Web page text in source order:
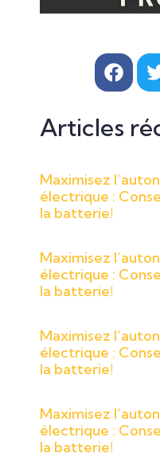
Articles
Maximisez
électrique :
la batterie!
Maximisez
électrique :
la batterie!
Maximisez
électrique :
la batterie!
Maximisez
électrique :
la batterie!